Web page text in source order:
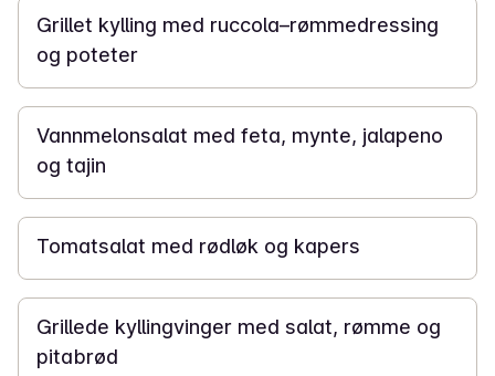
Grillet kylling med ruccola–rømmedressing
og poteter
15 min
Vannmelonsalat med feta, mynte, jalapeno
og tajin
15 min
Tomatsalat med rødløk og kapers
20 min
Grillede kyllingvinger med salat, rømme og
pitabrød